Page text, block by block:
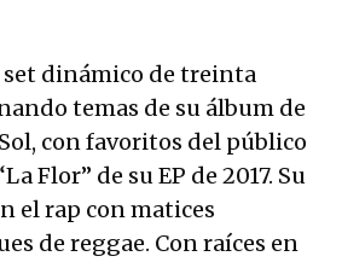
dinámico de treinta
temas de su álbum de
con favoritos del público
Flor” de su EP de 2017. Su
el rap con matices
de reggae. Con raíces en